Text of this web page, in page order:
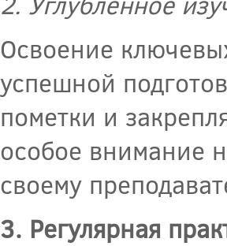
Освоение
успешной
пометки и
особое внимание
своему
3. Регулярная